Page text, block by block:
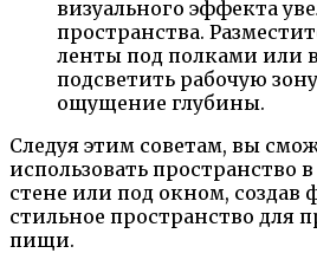
визуального эффекта
пространства.
ленты под полками или
подсветить рабочую
ощущение глубины.
Следуя этим советам, вы
использовать пространство
стене или под окном, создав
стильное пространство для
пищи.